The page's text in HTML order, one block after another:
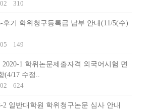
310
후기 학위청구등록금 납부 안내(11/5(수)
149
1 학위논문제출자격 외국어시험 면
(4/17 수정..
624
2 일반대학원 학위청구논문 심사 안내